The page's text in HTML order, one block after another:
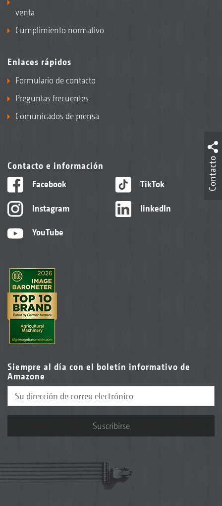
venta
Cumplimiento normativo
Enlaces rápidos
Formulario de contacto
Preguntas frecuentes
Comunicados de prensa
Contacto e información
Facebook
Instagram
YouTube
TikTok
linkedIn
Siempre al día con el boletín informativo de
Amazone
Suscribirse
Contacto